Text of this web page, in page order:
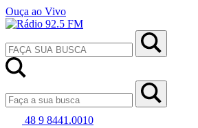
Ouça ao Vivo
48 9 8441.0010